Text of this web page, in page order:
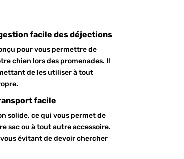
facile des déjections
pour vous permettre de
chien lors des promenades. Il
de les utiliser à tout
facile
solide, ce qui vous permet de
sac ou à tout autre accessoire.
évitant de devoir chercher